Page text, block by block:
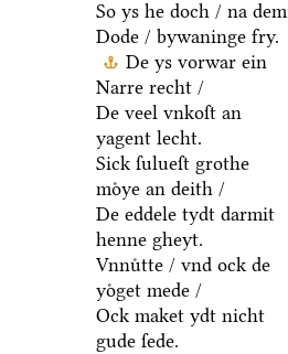
So ys he doch / na dem
Dode / bywaninge fry.
De ys vorwar ein
Narre recht /
De veel vnkoſt an
yagent lecht.
Sick ſulueſt grothe
moͤye an deith /
De eddele tydt darmit
henne gheyt.
Vnnuͤtte / vnd ock de
yoͤget mede /
Ock maket ydt nicht
gude ſede.